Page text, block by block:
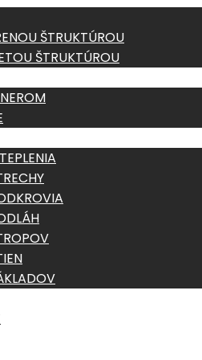
ŠTRUKTÚROU
ŠTRUKTÚROU